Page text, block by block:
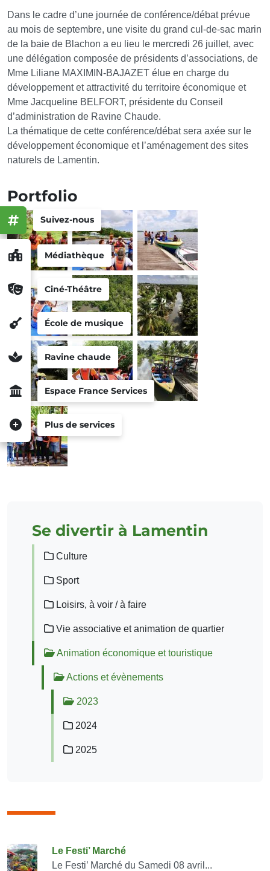
Médiathèque
Ciné-Théâtre
École de musique
Ravine chaude
Espace France Services
Plus de services
Suivez-nous
Dans le cadre d’une journée de conférence/débat prévue
au mois de septembre, une visite du grand cul-de-sac marin
de la baie de Blachon a eu lieu le mercredi 26 juillet, avec
une délégation composée de présidents d’associations, de
Mme Liliane MAXIMIN-BAJAZET élue en charge du
développement et attractivité du territoire économique et
Mme Jacqueline BELFORT, présidente du Conseil
d’administration de Ravine Chaude.
La thématique de cette conférence/débat sera axée sur le
développement économique et l’aménagement des sites
naturels de Lamentin.
Portfolio
Se divertir à Lamentin
Culture
Sport
Loisirs, à voir / à faire
Vie associative et animation de quartier
Animation économique et touristique
Actions et évènements
2023
2024
2025
Consulter également
Le Festi’ Marché
Le Festi’ Marché du Samedi 08 avril...